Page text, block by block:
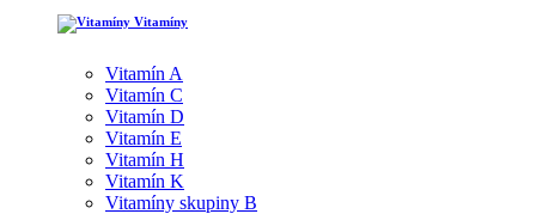
Vitamíny
Vitamín A
Vitamín C
Vitamín D
Vitamín E
Vitamín H
Vitamín K
Vitamíny skupiny B